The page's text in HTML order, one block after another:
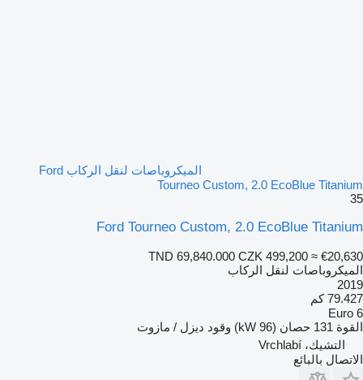
الميكروباصات لنقل الركاب Ford
Tourneo Custom, 2.0 EcoBlue Titanium
35
Ford Tourneo Custom, 2.0 EcoBlue Titanium
TND 69,840.000 CZK 499,200 ≈ €20,630
الميكروباصات لنقل الركاب
2019
79.427 كم
Euro 6
القوة 131 حصان (96 kW) وقود ديزل / مازوت
التشيك، Vrchlabí
الاتصال بالبائع